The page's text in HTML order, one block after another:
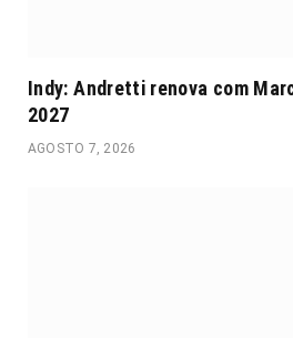
Indy: Andretti renova com
2027
AGOSTO 7, 2026